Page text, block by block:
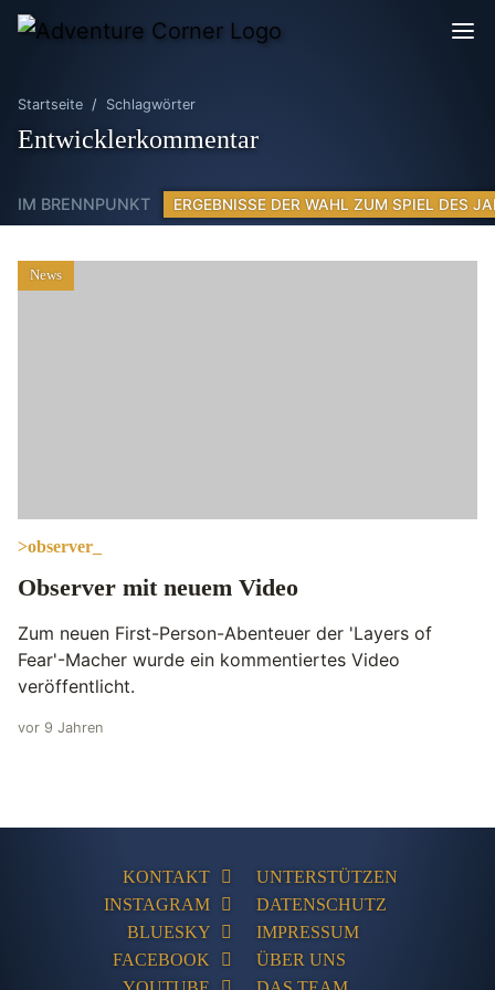
Startseite Schlagwörter
Entwicklerkommentar
IM BRENNPUNKT ERGEBNISSE DER WAHL ZUM SPIEL DES
News
>observer_
Observer mit neuem Video
Zum neuen First-Person-Abenteuer der 'Layers of
Fear'-Macher wurde ein kommentiertes Video
veröffentlicht.
vor 9 Jahren
KONTAKT
INSTAGRAM
BLUESKY
FACEBOOK
UNTERSTÜTZEN
DATENSCHUTZ
IMPRESSUM
ÜBER UNS